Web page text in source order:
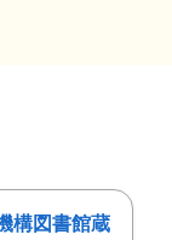
構図書館蔵